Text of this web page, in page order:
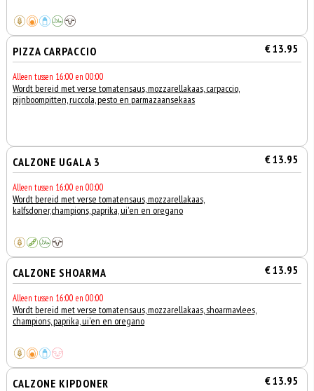
PIZZA CARPACCIO € 13.95
Alleen tussen 16:00 en 00:00
Wordt bereid met verse tomatensaus, mozzarellakaas, carpaccio,
pijnboompitten, ruccola, pesto en parmazaansekaas
CALZONE UGALA 3 € 13.95
Alleen tussen 16:00 en 00:00
Wordt bereid met verse tomatensaus, mozzarellakaas,
kalfsdoner,champions, paprika, ui'en en oregano
CALZONE SHOARMA € 13.95
Alleen tussen 16:00 en 00:00
Wordt bereid met verse tomatensaus, mozzarellakaas, shoarmavlees,
champions, paprika, ui'en en oregano
CALZONE KIPDONER € 13.95